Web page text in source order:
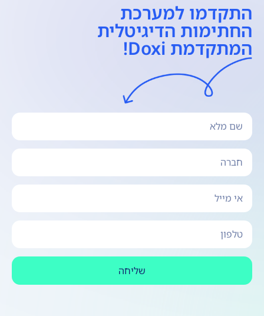
התקדמו למערכת
החתימות הדיגיטלית
המתקדמת Doxi!
שליחה